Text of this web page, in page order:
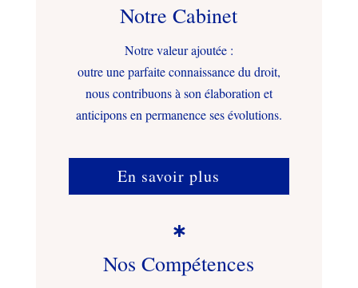
Notre Cabinet
Notre valeur ajoutée :
outre une parfaite connaissance du droit,
nous contribuons à son élaboration et
anticipons en permanence ses évolutions.
En savoir plus

Nos Compétences